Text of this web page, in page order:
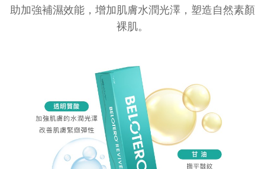
助加強補濕效能，增加肌膚水潤光澤，塑造自然素顏
裸肌。